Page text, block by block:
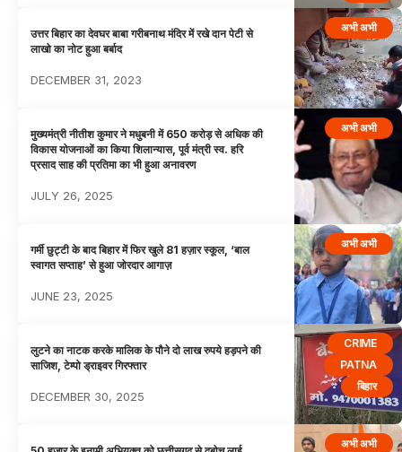
अभी अभी
उत्तर बिहार का देवघर बाबा गरीबनाथ मंदिर में रखे दान पेटी से
लाखो का नोट हुआ बर्बाद
DECEMBER 31, 2023
अभी अभी
मुख्यमंत्री नीतीश कुमार ने मधुबनी में 650 करोड़ से अधिक की
विकास योजनाओं का किया शिलान्यास, पूर्व मंत्री स्व. हरि
प्रसाद साह की प्रतिमा का भी हुआ अनावरण
JULY 26, 2025
अभी अभी
गर्मी छुट्टी के बाद बिहार में फिर खुले 81 हज़ार स्कूल, ‘बाल
स्वागत सप्ताह’ से हुआ जोरदार आगाज़
JUNE 23, 2025
CRIME
PATNA
बिहार
लुटने का नाटक करके मालिक के पौने दो लाख रुपये हड़पने की
साजिश, टेम्पो ड्राइवर गिरफ्तार
DECEMBER 30, 2025
अभी अभी